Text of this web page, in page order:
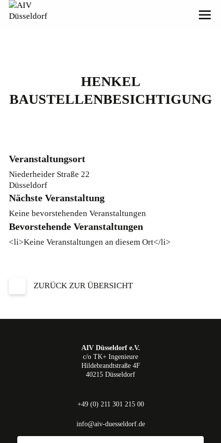
HENKEL
BAUSTELLENBESICHTIGUNG
Veranstaltungsort
Niederheider Straße 22
Düsseldorf
Nächste Veranstaltung
Keine bevorstehenden Veranstaltungen
Bevorstehende Veranstaltungen
<li>Keine Veranstaltungen an diesem Ort</li>
ZURÜCK ZUR ÜBERSICHT
AIV Düsseldorf e.V.
c/o TK+ Ingenieure
Hildebrandtstraße 4F
40215 Düsseldorf
+49 (0) 211 301 215 00
info@aiv-duesseldorf.de